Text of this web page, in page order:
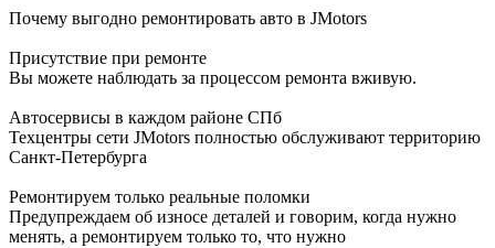
Почему выгодно ремонтировать авто в JMotors
Присутствие при ремонте
Вы можете наблюдать за процессом ремонта вживую.
Автосервисы в каждом районе СПб
Техцентры сети JMotors полностью обслуживают территорию
Санкт-Петербурга
Ремонтируем только реальные поломки
Предупреждаем об износе деталей и говорим, когда нужно
менять, а ремонтируем только то, что нужно